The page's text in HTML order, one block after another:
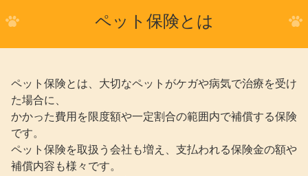
ペット保険とは
ペット保険とは、大切なペットがケガや病気で治療を受け
た場合に、
かかった費用を限度額や一定割合の範囲内で補償する保険
です。
ペット保険を取扱う会社も増え、支払われる保険金の額や
補償内容も様々です。